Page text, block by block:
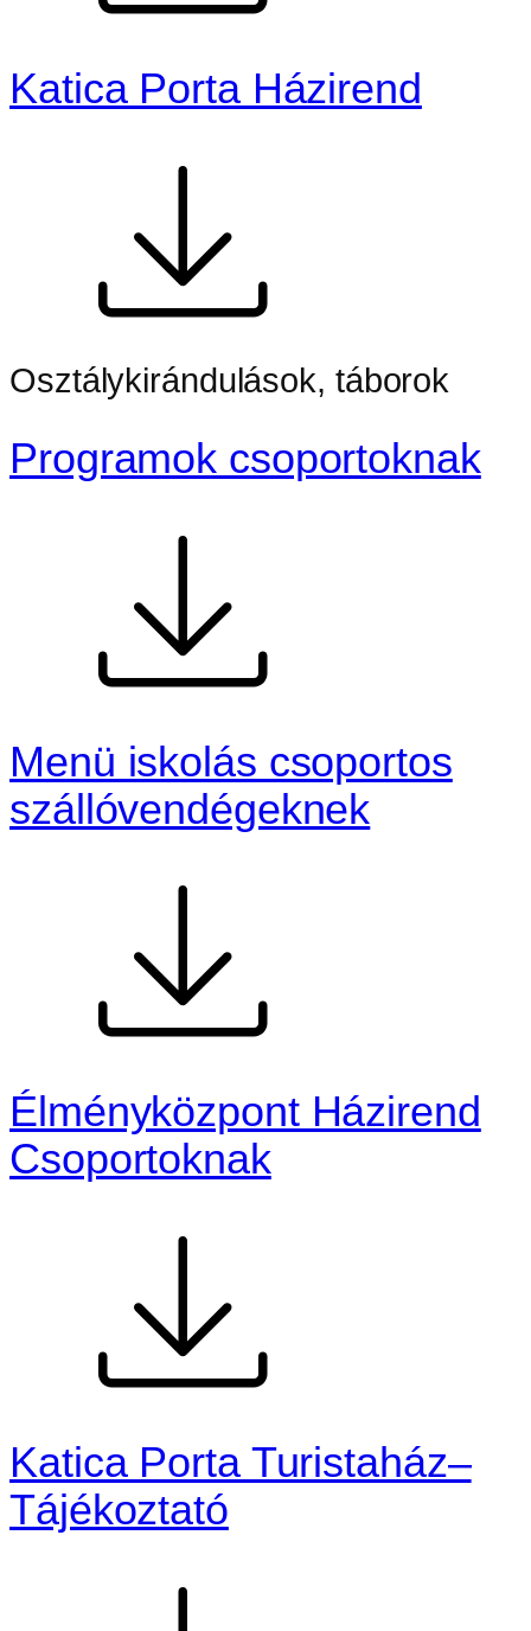
Katica Porta Házirend
Osztálykirándulások, táborok
Programok csoportoknak
Menü iskolás csoportos
szállóvendégeknek
Élményközpont Házirend
Csoportoknak
Katica Porta Turistaház–
Tájékoztató